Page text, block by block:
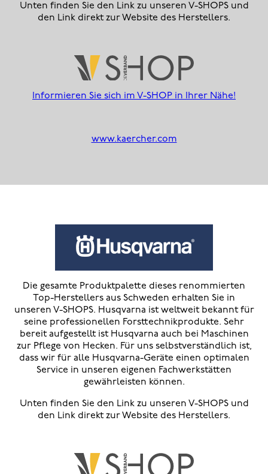
Unten finden Sie den Link zu unseren V-SHOPS und
den Link direkt zur Website des Herstellers.
Informieren Sie sich im V-SHOP in Ihrer Nähe!
www.kaercher.com
Die gesamte Produktpalette dieses renommierten
Top-Herstellers aus Schweden erhalten Sie in
unseren V-SHOPS. Husqvarna ist weltweit bekannt für
seine professionellen Forsttechnikprodukte. Sehr
bereit aufgestellt ist Husqvarna auch bei Maschinen
zur Pflege von Hecken. Für uns selbstverständlich ist,
dass wir für alle Husqvarna-Geräte einen optimalen
Service in unseren eigenen Fachwerkstätten
gewährleisten können.
Unten finden Sie den Link zu unseren V-SHOPS und
den Link direkt zur Website des Herstellers.